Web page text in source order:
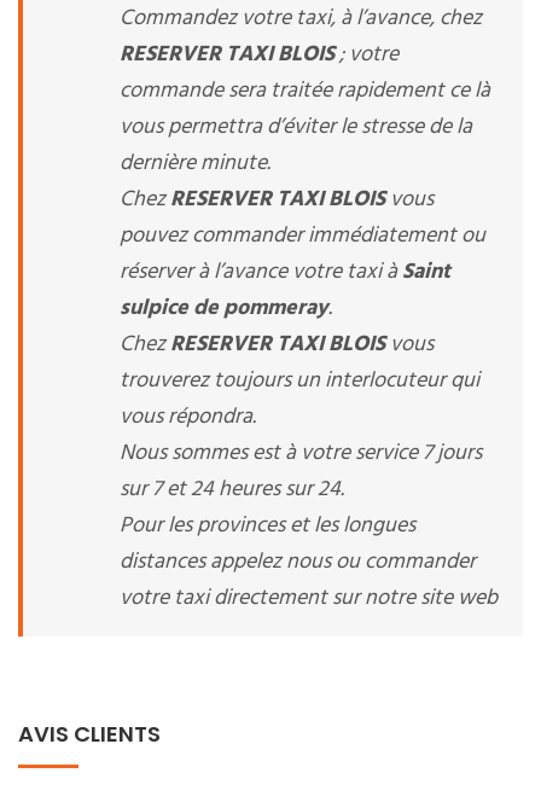
Commandez votre taxi, à l’avance, chez
RESERVER TAXI BLOIS; votre
commande sera traitée rapidement ce là
vous permettra d’éviter le stresse de la
dernière minute.
ChezRESERVER TAXI BLOISvous
pouvez commander immédiatement ou
réserver à l’avance votre taxi àSaint
sulpice de pommeray.
ChezRESERVER TAXI BLOISvous
trouverez toujours un interlocuteur qui
vous répondra.
Nous sommes est à votre service 7 jours
sur 7 et 24 heures sur 24.
Pour les provinces et les longues
distances appelez nous ou commander
votre taxi directement sur notre site web
AVIS CLIENTS